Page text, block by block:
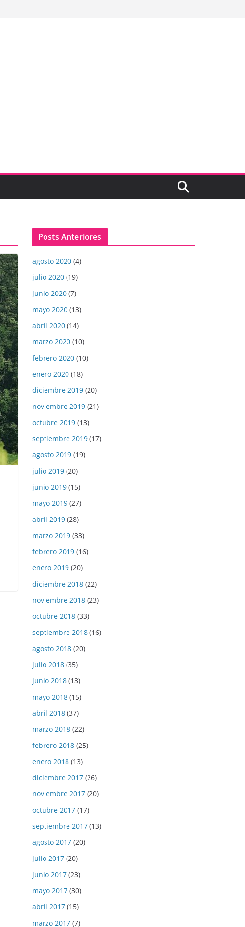
Posts Anteriores
agosto 2020 (4)
julio 2020 (19)
junio 2020 (7)
mayo 2020 (13)
abril 2020 (14)
marzo 2020 (10)
febrero 2020 (10)
enero 2020 (18)
diciembre 2019 (20)
noviembre 2019 (21)
octubre 2019 (13)
septiembre 2019 (17)
agosto 2019 (19)
julio 2019 (20)
junio 2019 (15)
mayo 2019 (27)
abril 2019 (28)
marzo 2019 (33)
febrero 2019 (16)
enero 2019 (20)
diciembre 2018 (22)
noviembre 2018 (23)
octubre 2018 (33)
septiembre 2018 (16)
agosto 2018 (20)
julio 2018 (35)
junio 2018 (13)
mayo 2018 (15)
abril 2018 (37)
marzo 2018 (22)
febrero 2018 (25)
enero 2018 (13)
diciembre 2017 (26)
noviembre 2017 (20)
octubre 2017 (17)
septiembre 2017 (13)
agosto 2017 (20)
julio 2017 (20)
junio 2017 (23)
mayo 2017 (30)
abril 2017 (15)
marzo 2017 (7)